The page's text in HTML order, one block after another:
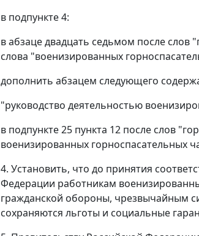
в подпункте 4:
в абзаце двадцать седьмом после
слова "военизированных
дополнить абзацем следующего
"руководство деятельностью
в подпункте 25 пункта 12 после слов
военизированных горноспасательных
4. Установить, что до принятия
Федерации работникам
гражданской обороны, чрезвычайным
сохраняются льготы и социальные